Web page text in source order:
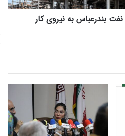
بندرعباس به نیروی کار